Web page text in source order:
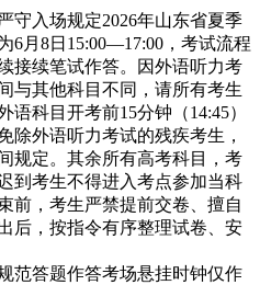
守入场规定2026年山东省夏季
6月8日15:00—17:00，考试流程
接续笔试作答。因外语听力考
与其他科目不同，请所有考生
科目开考前15分钟（14:45）
除外语听力考试的残疾考生，
规定。其余所有高考科目，考
到考生不得进入考点参加当科
前，考生严禁提前交卷、擅自
后，按指令有序整理试卷、安
范答题作答考场悬挂时钟仅作